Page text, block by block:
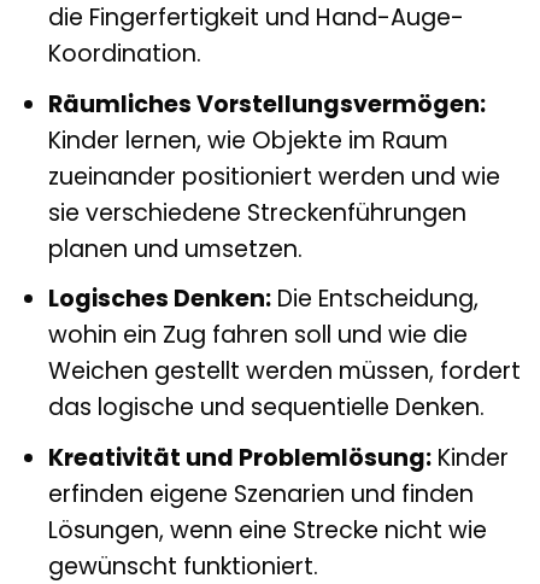
die Fingerfertigkeit und Hand-Auge-
Koordination.
Räumliches Vorstellungsvermögen:
Kinder lernen, wie Objekte im Raum
zueinander positioniert werden und wie
sie verschiedene Streckenführungen
planen und umsetzen.
Logisches Denken:Die Entscheidung,
wohin ein Zug fahren soll und wie die
Weichen gestellt werden müssen, fordert
das logische und sequentielle Denken.
Kreativität und Problemlösung:Kinder
erfinden eigene Szenarien und finden
Lösungen, wenn eine Strecke nicht wie
gewünscht funktioniert.